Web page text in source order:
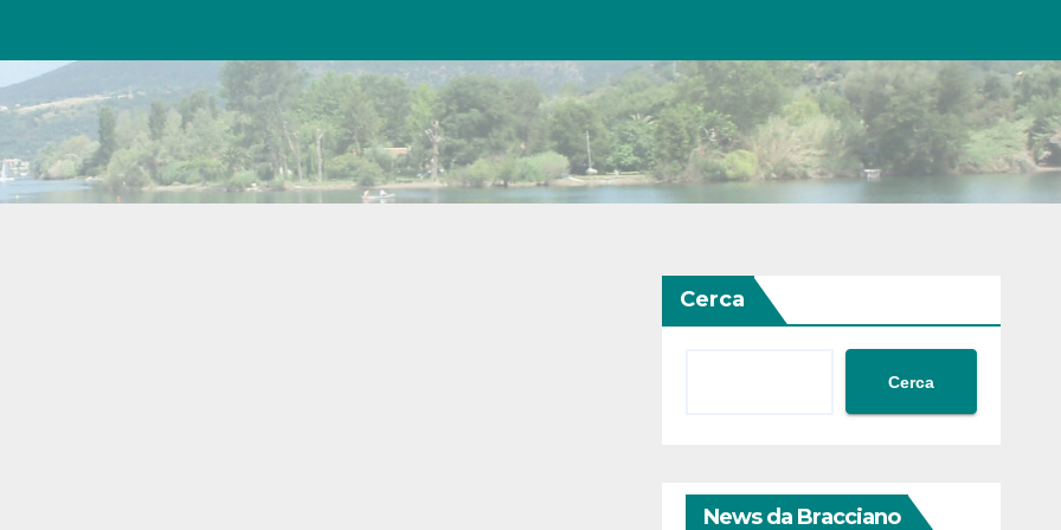
Cerca
Cerca
News da Bracciano